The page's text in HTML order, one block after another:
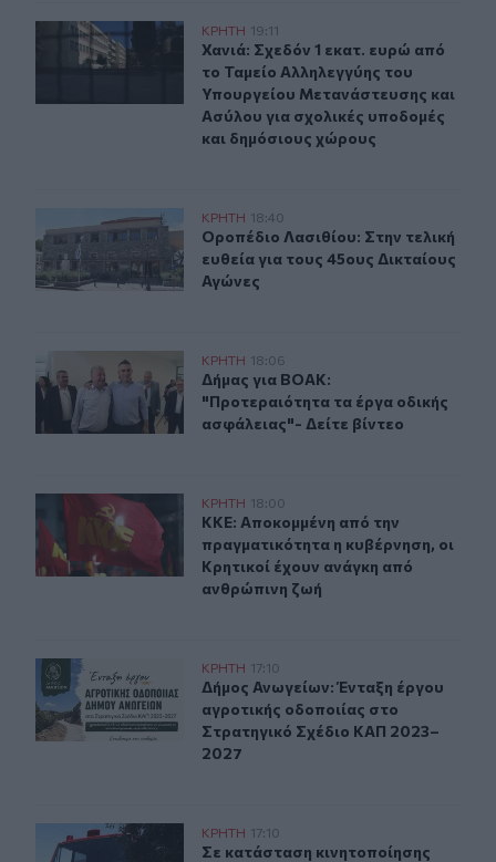
Χανιά: Σχεδόν 1 εκατ. ευρώ από το Ταμείο
ΚΡΗΤΗ 19:11
Χανιά: Σχεδόν 1 εκατ. ευρώ από το
Χανιά: Σχεδόν 1 εκατ. ευρώ από
το Ταμείο Αλληλεγγύης του
Υπουργείου Μετανάστευσης και
Ασύλου για σχολικές υποδομές
και δημόσιους χώρους
Οροπέδιο Λασιθίου: Στην τελική ευθεία για τους 45ους
ΚΡΗΤΗ 18:40
Οροπέδιο Λασιθίου: Στην τελική
Οροπέδιο Λασιθίου: Στην τελική
ευθεία για τους 45ους Δικταίους
Αγώνες
Δήμας για ΒΟΑΚ: "Προτεραιότητα τα έργα οδικής
ΚΡΗΤΗ 18:06
Δήμας για ΒΟΑΚ: "Προτεραιότητα
Δήμας για ΒΟΑΚ:
"Προτεραιότητα τα έργα οδικής
ασφάλειας"- Δείτε βίντεο
ΚΚΕ: Αποκομμένη από την πραγματικότητα η
ΚΡΗΤΗ 18:00
ΚΚΕ: Αποκομμένη από την
ΚΚΕ: Αποκομμένη από την
πραγματικότητα η κυβέρνηση, οι
Κρητικοί έχουν ανάγκη από
ανθρώπινη ζωή
Δήμος Ανωγείων: Ένταξη έργου αγροτικής οδοποιίας
ΚΡΗΤΗ 17:10
Δήμος Ανωγείων: Ένταξη έργου
Δήμος Ανωγείων: Ένταξη έργου
αγροτικής οδοποιίας στο
Στρατηγικό Σχέδιο ΚΑΠ 2023–
2027
Σε κατάσταση κινητοποίησης αύριο Σάββατο η Κρήτη
ΚΡΗΤΗ 17:10
Σε κατάσταση κινητοποίησης
Σε κατάσταση κινητοποίησης